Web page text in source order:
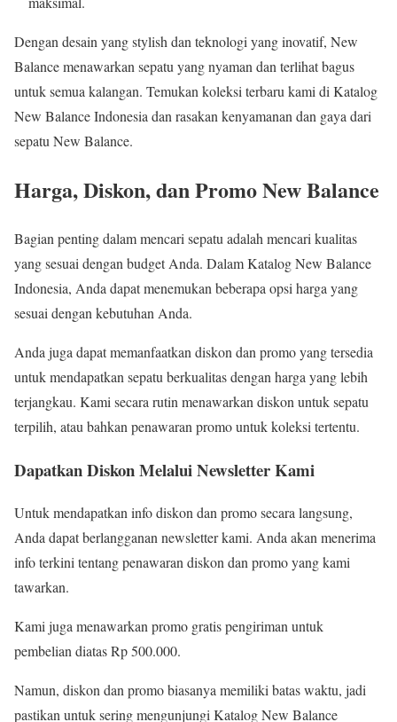
Dengan desain yang stylish dan teknologi yang inovatif, New
Balance menawarkan sepatu yang nyaman dan terlihat bagus
untuk semua kalangan. Temukan koleksi terbaru kami di Katalog
New Balance Indonesia dan rasakan kenyamanan dan gaya dari
sepatu New Balance.
Harga, Diskon, dan Promo New Balance
Bagian penting dalam mencari sepatu adalah mencari kualitas
yang sesuai dengan budget Anda. Dalam Katalog New Balance
Indonesia, Anda dapat menemukan beberapa opsi harga yang
sesuai dengan kebutuhan Anda.
Anda juga dapat memanfaatkan diskon dan promo yang tersedia
untuk mendapatkan sepatu berkualitas dengan harga yang lebih
terjangkau. Kami secara rutin menawarkan diskon untuk sepatu
terpilih, atau bahkan penawaran promo untuk koleksi tertentu.
Dapatkan Diskon Melalui Newsletter Kami
Untuk mendapatkan info diskon dan promo secara langsung,
Anda dapat berlangganan newsletter kami. Anda akan menerima
info terkini tentang penawaran diskon dan promo yang kami
tawarkan.
Kami juga menawarkan promo gratis pengiriman untuk
pembelian diatas Rp 500.000.
Namun, diskon dan promo biasanya memiliki batas waktu, jadi
pastikan untuk sering mengunjungi Katalog New Balance